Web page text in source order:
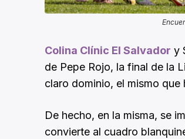
Colina Clínic El Salvador y
de Pepe Rojo, la final de la
claro dominio, el mismo
De hecho, en la misma, se
convierte al cuadro